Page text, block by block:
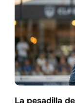
La pesadilla